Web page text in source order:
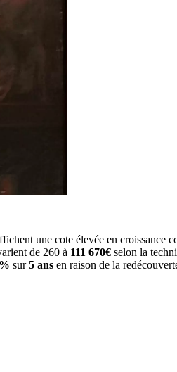
une cote élevée en croissance
de 260 à 111 670€ selon la
sur5 ans en raison de la